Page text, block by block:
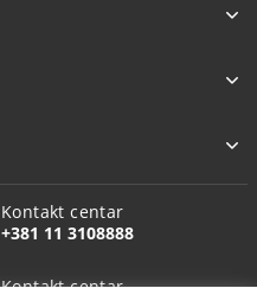
Kontakt centar
+381 11 3108888
Kontakt centar